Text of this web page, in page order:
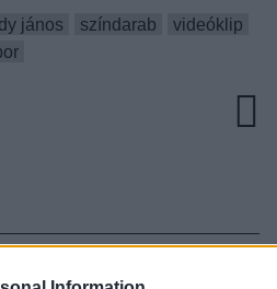
jános színdarab
videóklip